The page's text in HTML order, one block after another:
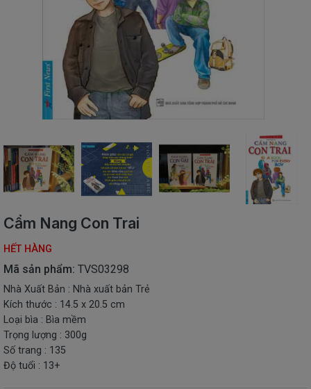
TIẾNG
SÁCH
NGOẠI
VPP
-
ĐỒ
HỌC
SINH
QUÀ
TẶNG
ĐỒ
CHƠI
THIẾT
STEM
Cẩm Nang Con Trai
HẾT HÀNG
Mã sản phẩm: TVS03298
Nhà Xuất Bản : Nhà xuất bản Trẻ
Kích thước : 14.5 x 20.5 cm
Loại bìa : Bìa mềm
Trọng lượng : 300g
Số trang : 135
Độ tuổi : 13+